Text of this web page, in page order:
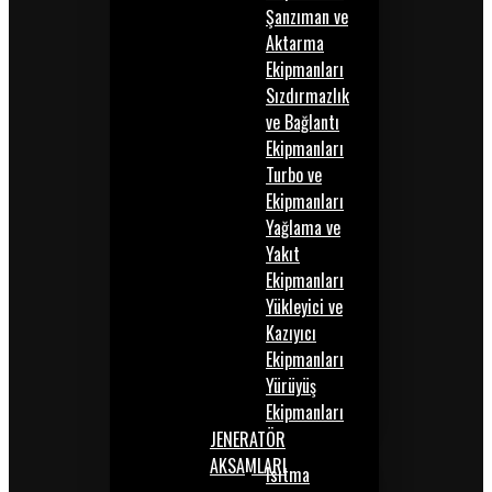
Şanzıman ve
Aktarma
Ekipmanları
Sızdırmazlık
ve Bağlantı
Ekipmanları
Turbo ve
Ekipmanları
Yağlama ve
Yakıt
Ekipmanları
Yükleyici ve
Kazıyıcı
Ekipmanları
Yürüyüş
Ekipmanları
JENERATÖR
AKSAMLARIIsıtma